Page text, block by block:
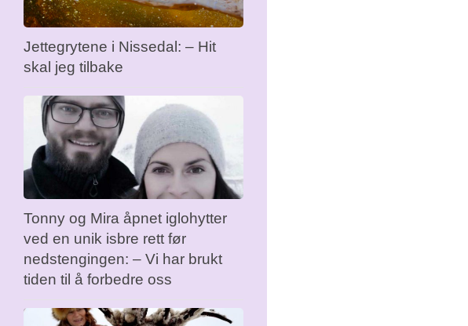
Jettegrytene i Nissedal: – Hit
skal jeg tilbake
Tonny og Mira åpnet iglohytter
ved en unik isbre rett før
nedstengingen: – Vi har brukt
tiden til å forbedre oss